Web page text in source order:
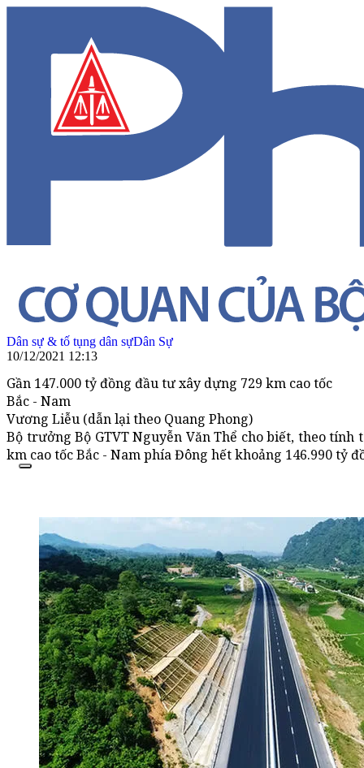
Dân sự & tố tụng dân sựDân Sự
10/12/2021 12:13
Gần 147.000 tỷ đồng đầu tư xây dựng 729 km cao tốc
Bắc - Nam
Vương Liễu (dẫn lại theo Quang Phong)
Bộ trưởng Bộ GTVT Nguyễn Văn Thể cho biết, theo tính
km cao tốc Bắc - Nam phía Đông hết khoảng 146.990 tỷ